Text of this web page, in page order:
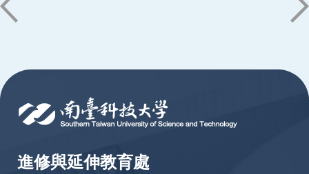
進修與延伸教育處